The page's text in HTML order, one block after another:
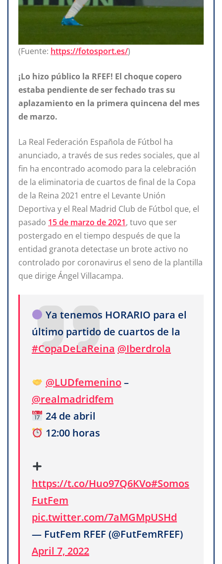
(Fuente: https://fotosport.es/)
¡Lo hizo público la RFEF! El choque copero
estaba pendiente de ser fechado tras su
aplazamiento en la primera quincena del mes
de marzo.
La Real Federación Española de Fútbol ha
anunciado, a través de sus redes sociales, que al
fin ha encontrado acomodo para la celebración
de la eliminatoria de cuartos de final de la Copa
de la Reina 2021 entre el Levante Unión
Deportiva y el Real Madrid Club de Fútbol que, el
pasado 15 de marzo de 2021, tuvo que ser
postergado en el tiempo después de que la
entidad granota detectase un brote activo no
controlado por coronavirus el seno de la plantilla
que dirige Ángel Villacampa.
Ya tenemos HORARIO para el
último partido de cuartos de la
#CopaDeLaReina @Iberdrola
@LUDfemenino–
@realmadridfem
24 de abril
12:00 horas
https://t.co/Huo97Q6KVo#Somos
FutFem
pic.twitter.com/7aMGMpUSHd
— FutFem RFEF (@FutFemRFEF)
April 7, 2022